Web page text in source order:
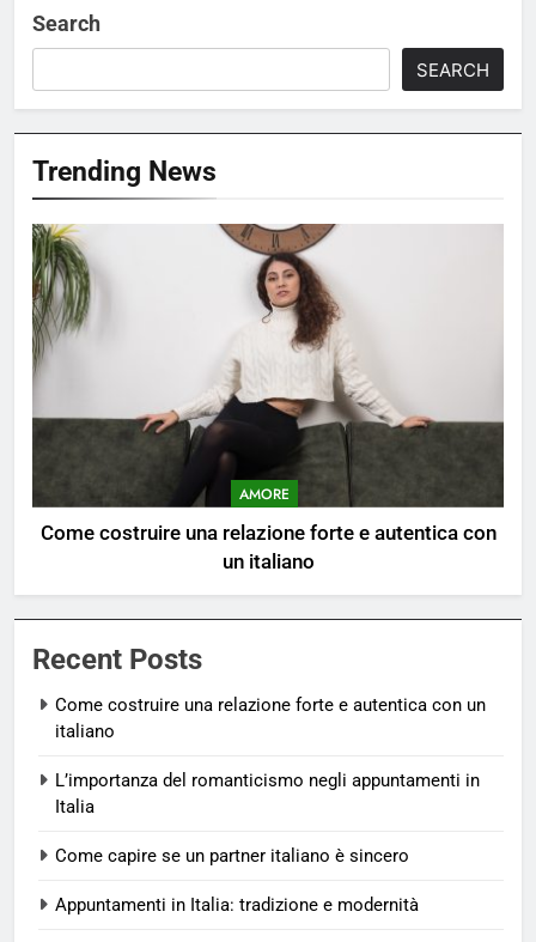
Search
SEARCH
Trending News
AMORE
Come costruire una relazione forte e autentica con
un italiano
Recent Posts
Come costruire una relazione forte e autentica con un
italiano
L’importanza del romanticismo negli appuntamenti in
Italia
Come capire se un partner italiano è sincero
Appuntamenti in Italia: tradizione e modernità